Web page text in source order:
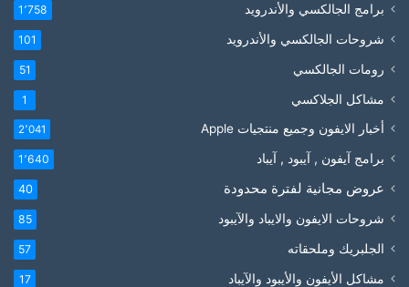
برامج الجالكسي والأندرويد 1٬758
شروحات الجالكسي والأندرويد 101
رومات الجالكسي 51
مشاكل الجلاكسي 1
أخبار الايفون وجميع منتجيات Apple 2٬041
برامج آيفون , آيبود , آيباد 1٬640
عروض مجانية لفترة محدودة 40
شروحات الايفون والايباد والآيبود 85
الجلبريك وملحقاته 57
مشاكل الأيفون والأيبود والآيباد 17